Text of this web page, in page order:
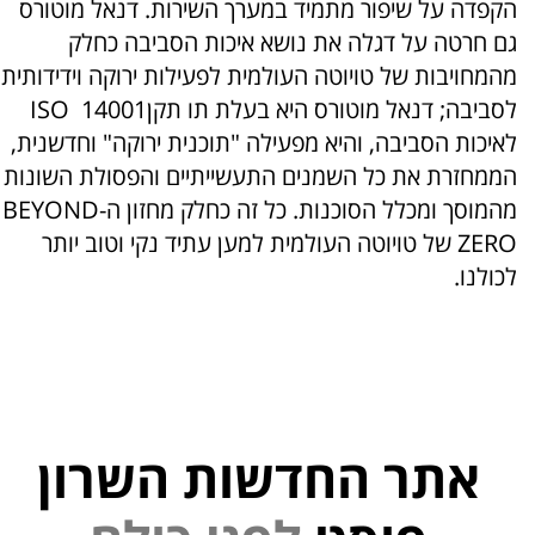
הקפדה על שיפור מתמיד במערך השירות. דנאל מוטורס
גם חרטה על דגלה את נושא איכות הסביבה כחלק
מהמחויבות של טויוטה העולמית לפעילות ירוקה וידידותית
לסביבה; דנאל מוטורס היא בעלת תו תקןISO 14001
לאיכות הסביבה, והיא מפעילה "תוכנית ירוקה" וחדשנית,
הממחזרת את כל השמנים התעשייתיים והפסולת השונות
מהמוסך ומכלל הסוכנות. כל זה כחלק מחזון ה-BEYOND
ZERO של טויוטה העולמית למען עתיד נקי וטוב יותר
לכולנו.
אתר החדשות השרון